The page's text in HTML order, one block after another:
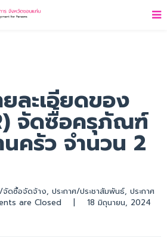
ละเอียดของ
จัดซื้อครุภัณฑ์
ครัว จำนวน 2
/จัดซื้อจัดจ้าง, ประกาศ/ประชาสัมพันธ์, ประกาศ
are Closed |